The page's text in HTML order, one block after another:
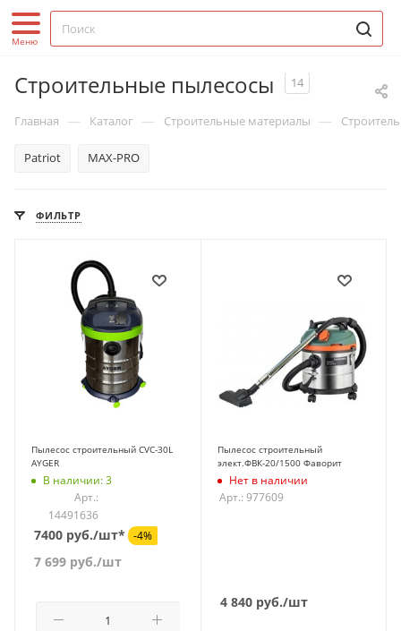
Строительные пылесосы 14
Главная — Каталог — Строительные материалы —
Patriot MAX-PRO
ФИЛЬТР
Пылесос строительный CVC-30L
AYGER
В наличии: 3
Арт.:
14491636
7400 руб./шт* -4%
7 699 руб./шт
Пылесос строительный
элект.ФВК-20/1500 Фаворит
Нет в наличии
Арт.: 977609
4 840руб./шт